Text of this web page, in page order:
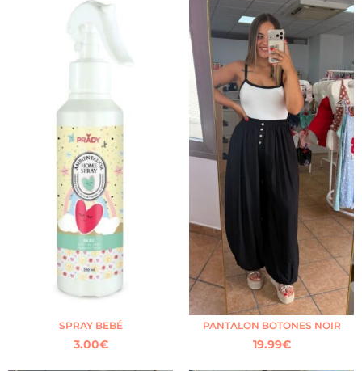
SPRAY BEBÉ
3.00€
PANTALON BOTONES NOIR
19.99€